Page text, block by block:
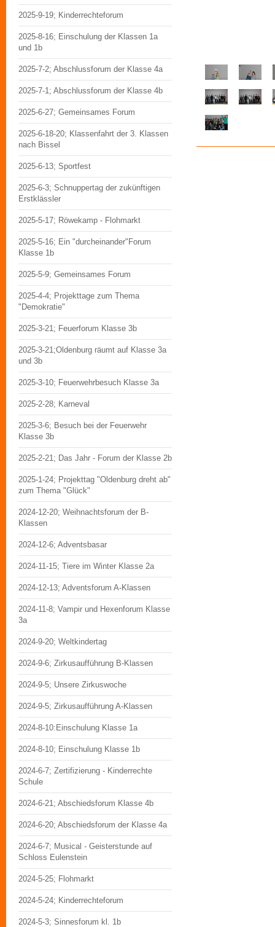
2025-9-19; Kinderrechteforum
2025-8-16; Einschulung der Klassen 1a
und 1b
2025-7-2; Abschlussforum der Klasse 4a
2025-7-1; Abschlussforum der Klasse 4b
2025-6-27; Gemeinsames Forum
2025-6-18-20; Klassenfahrt der 3. Klassen
nach Bissel
2025-6-13; Sportfest
2025-6-3; Schnuppertag der zukünftigen
Erstklässler
2025-5-17; Röwekamp - Flohmarkt
2025-5-16; Ein "durcheinander"Forum
Klasse 1b
2025-5-9; Gemeinsames Forum
2025-4-4; Projekttage zum Thema
"Demokratie"
2025-3-21; Feuerforum Klasse 3b
2025-3-21;Oldenburg räumt auf Klasse 3a
und 3b
2025-3-10; Feuerwehrbesuch Klasse 3a
2025-2-28; Karneval
2025-3-6; Besuch bei der Feuerwehr
Klasse 3b
2025-2-21; Das Jahr - Forum der Klasse 2b
2025-1-24; Projekttag "Oldenburg dreht ab"
zum Thema "Glück"
2024-12-20; Weihnachtsforum der B-
Klassen
2024-12-6; Adventsbasar
2024-11-15; Tiere im Winter Klasse 2a
2024-12-13; Adventsforum A-Klassen
2024-11-8; Vampir und Hexenforum Klasse
3a
2024-9-20; Weltkindertag
2024-9-6; Zirkusaufführung B-Klassen
2024-9-5; Unsere Zirkuswoche
2024-9-5; Zirkusaufführung A-Klassen
2024-8-10:Einschulung Klasse 1a
2024-8-10; Einschulung Klasse 1b
2024-6-7; Zertifizierung - Kinderrechte
Schule
2024-6-21; Abschiedsforum Klasse 4b
2024-6-20; Abschiedsforum der Klasse 4a
2024-6-7; Musical - Geisterstunde auf
Schloss Eulenstein
2024-5-25; Flohmarkt
2024-5-24; Kinderrechteforum
2024-5-3; Sinnesforum kl. 1b